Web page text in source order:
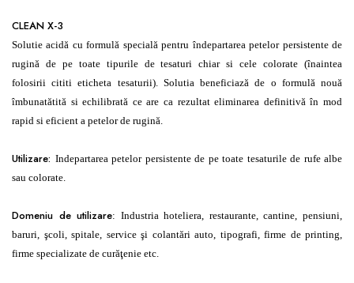
CLEAN X-3
Solutie acidă cu formulă specială pentru îndepartarea petelor persistente de
rugină de pe toate tipurile detesaturi chiarsi cele colorate (înaintea
folosirii cititi eticheta tesaturii). Solutia beneficiază de o formulă nouă
îmbunatătită si echilibrată ce are ca rezultat eliminarea definitivă în mod
rapid si eficient a petelor de rugină.
Utilizare: Indepartarea petelor persistente de pe toate tesaturile de rufe albe
sau colorate.
Domeniu de utilizare: Industria hoteliera, restaurante, cantine, pensiuni,
baruri, şcoli, spitale, service şi colantări auto, tipografi, firme de printing,
firme specializate de curăţenie etc.